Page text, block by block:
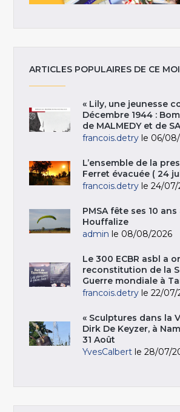
ARTICLES POPULAIRES DE CE
« Lily, une jeunesse
Décembre 1944 :
de MALMEDY et de
francois.detry le 06/
L’ensemble de la
Ferret évacuée ( 24
francois.detry le 24/07/
PMSA fête ses 10
Houffalize
admin le 08/08/2026
Le 300 ECBR asbl a
reconstitution de la
Guerre mondiale à
francois.detry le 22/07/
« Sculptures dans la
Dirk De Keyzer, à
31 Août
YvesCalbert le 28/07/